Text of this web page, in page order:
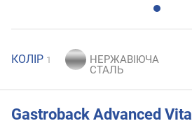
КОЛІР 1
Gastroback Advanced Vital